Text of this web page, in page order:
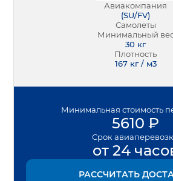
Авиакомпания
(SU/FV)
Самолеты
Минимальный
30 кг
Плотность
167 кг / м3
Минимальная стоимость
5610 ₽
Срок
от 24
РАССЧИТАТЬ